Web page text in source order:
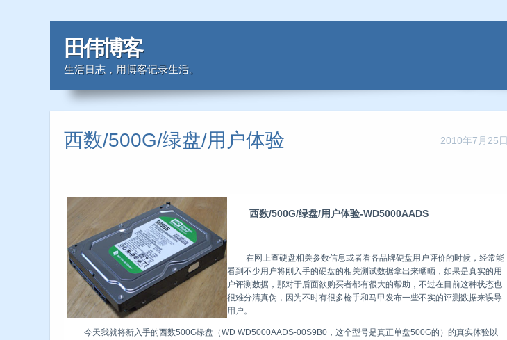
田伟博客
生活日志，用博客记录生活。
2010年7月25日
西数/500G/绿盘/用户体验
西数/500G/绿盘/用户体验-WD5000AADS
在网上查硬盘相关参数信息或者看各品牌硬盘用户评价的时候，经常能
看到不少用户将刚入手的硬盘的相关测试数据拿出来晒晒，如果是真实的用
户评测数据，那对于后面欲购买者都有很大的帮助，不过在目前这种状态也
很难分清真伪，因为不时有很多枪手和马甲发布一些不实的评测数据来误导
用户。
今天我就将新入手的西数500G绿盘（WD WD5000AADS-00S9B0，这个型号是真正单盘500G的）的真实体验以